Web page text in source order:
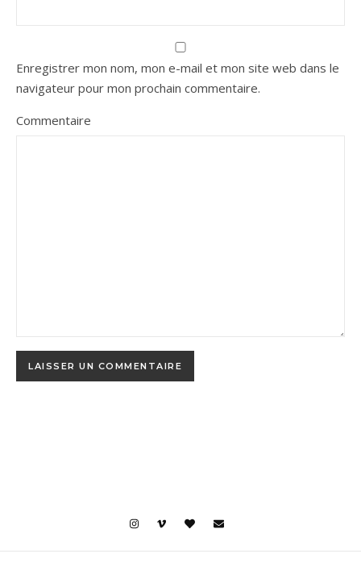
Enregistrer mon nom, mon e-mail et mon site web dans le
navigateur pour mon prochain commentaire.
Commentaire